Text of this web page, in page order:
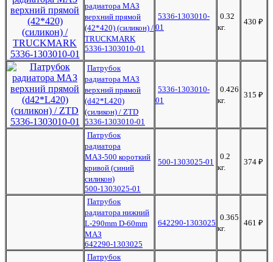
радиатора МАЗ
верхний прямой
(42*420) (силикон) /
TRUCKMARK
5336-1303010-01
5336-1303010-
01
0.32
кг.
430 ₽
Патрубок
радиатора МАЗ
верхний прямой
(d42*L420)
(силикон) / ZTD
5336-1303010-01
5336-1303010-
01
0.426
кг.
315 ₽
Патрубок
радиатора
МАЗ-500 короткий
кривой (синий
силикон)
500-1303025-01
500-1303025-01
0.2
кг.
374 ₽
Патрубок
радиатора нижний
L-290mm D-60mm
МАЗ
642290-1303025
642290-1303025
0.365
кг.
461 ₽
Патрубок